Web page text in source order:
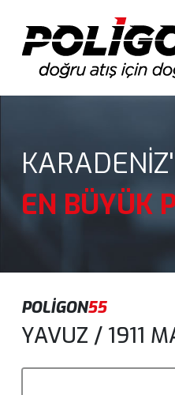
EN BÜYÜK
POLİGON55
YAVUZ / 1911